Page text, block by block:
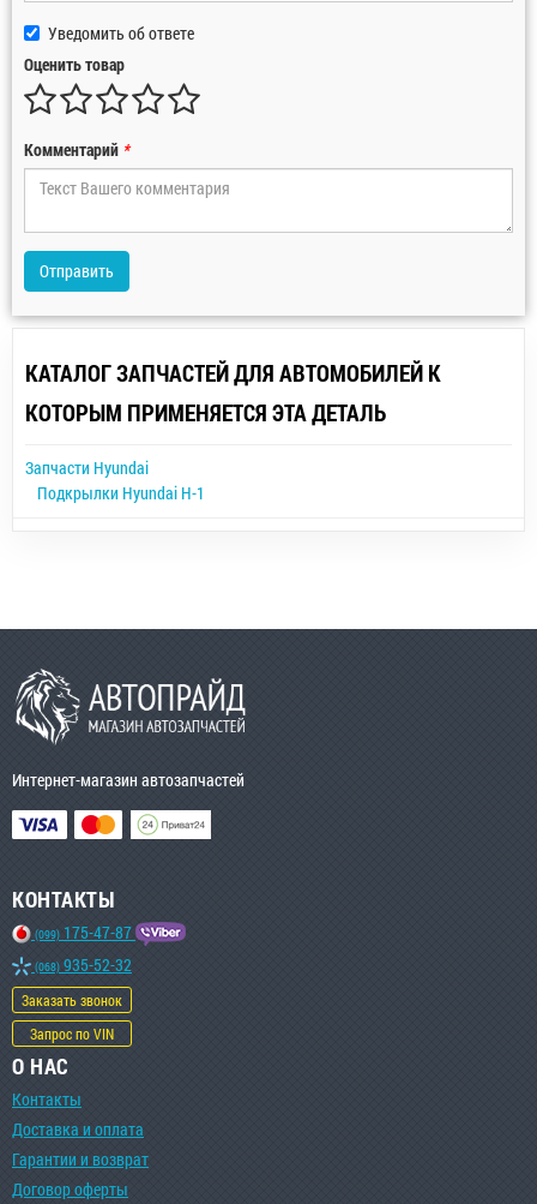
Уведомить об ответе
Оценить товар
Комментарий *
Отправить
КАТАЛОГ ЗАПЧАСТЕЙ ДЛЯ АВТОМОБИЛЕЙ К
КОТОРЫМ ПРИМЕНЯЕТСЯ ЭТА ДЕТАЛЬ
Запчасти Hyundai
Подкрылки Hyundai H-1
Интернет-магазин автозапчастей
КОНТАКТЫ
(099) 175-47-87
(068) 935-52-32
Заказать звонок
Запрос по VIN
О НАС
Контакты
Доставка и оплата
Гарантии и возврат
Договор оферты